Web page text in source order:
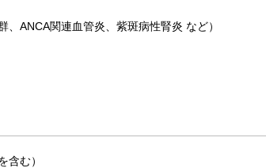
ANCA関連血管炎、紫斑病性腎炎 など）
含む）